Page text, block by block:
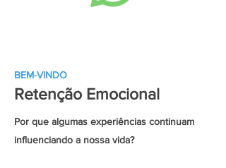
BEM-VINDO
Retenção Emocional
Por que algumas experiências continuam
influenciando a nossa vida?